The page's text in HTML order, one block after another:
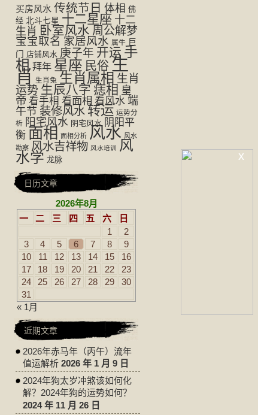
买房风水 传统节日 体相 佛
经 北斗七星 十二星座 十二
生肖 卧室风水 周公解梦
宝宝取名 家居风水 属牛 巨
门
店铺风水 庚子年 开运 手
相 拜年 星座 民俗生
肖 生肖兔 生肖属相 生肖
运势 生辰八字 痣相 皇
帝 看手相 看面相 看风水 端
午节 装修风水转运 运势分
析 阳宅风水 阴宅风水 阴阳平
衡 面相 面相分析 风水 风水
勘察 风水吉祥物 风水培训 风
水学 龙脉
日历文章
2026年8月
一
二 三 四 五 六
日
1
2
3
4 5 6 7 8
9
10
11 12 13 14 15
16
17
18 19 20 21 22
23
24
25 26 27 28 29
30
31
« 1月
近期文章
2026年赤马年（丙午）流年
值运解析 2026 年 1 月 9 日
2024年狗太岁冲煞该如何化
解？2024年狗的运势如何？
2024 年 11 月 26 日
x